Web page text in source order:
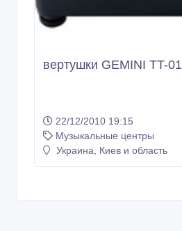
вертушки GEMINI TT-01
22/12/2010 19:15
Музыкальные центры
Украина, Киев и область